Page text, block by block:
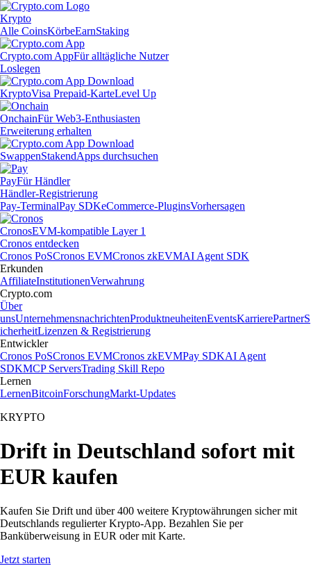
Krypto
Alle CoinsKörbeEarnStaking
Crypto.com AppFür alltägliche Nutzer
Loslegen
KryptoVisa Prepaid-KarteLevel Up
OnchainFür Web3-Enthusiasten
Erweiterung erhalten
SwappenStakendApps durchsuchen
PayFür Händler
Händler-Registrierung
Pay-TerminalPay SDKeCommerce-PluginsVorhersagen
CronosEVM-kompatible Layer 1
Cronos entdecken
Cronos PoSCronos EVMCronos zkEVMAI Agent SDK
Erkunden
AffiliateInstitutionenVerwahrung
Crypto.com
Über
unsUnternehmensnachrichtenProduktneuheitenEventsKarrierePartnerS
icherheitLizenzen & Registrierung
Entwickler
Cronos PoSCronos EVMCronos zkEVMPay SDKAI Agent
SDKMCP ServersTrading Skill Repo
Lernen
LernenBitcoinForschungMarkt-Updates
KRYPTO
Drift in Deutschland sofort mit
EUR kaufen
Kaufen Sie Drift und über 400 weitere Kryptowährungen sicher mit
Deutschlands regulierter Krypto-App. Bezahlen Sie per
Banküberweisung in EUR oder mit Karte.
Jetzt starten